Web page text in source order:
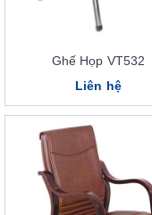
Ghế Họp VT532
Liên hệ